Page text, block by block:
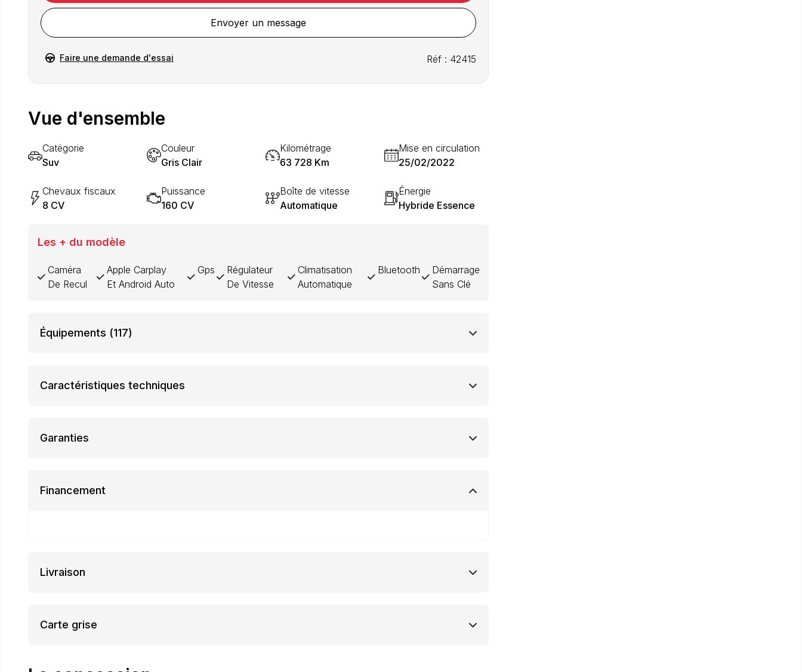
Envoyer un message
Faire une demande d'essai Réf : 42415
Vue d'ensemble
Catégorie
Suv
Couleur
Gris Clair
Kilométrage
63 728 Km
Mise en circulation
25/02/2022
Chevaux fiscaux
8 CV
Puissance
160 CV
Boîte de vitesse
Automatique
Énergie
Hybride Essence
Les + du modèle
Caméra
De Recul
Apple Carplay
Et Android Auto
Gps
Régulateur
De Vitesse
Climatisation
Automatique
Bluetooth
Démarrage
Sans Clé
Équipements (117)
Caractéristiques techniques
Garanties
Financement
Livraison
Carte grise